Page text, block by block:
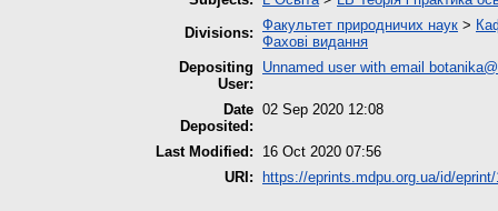
Divisions: Факультет природничих наук >
Фахові видання
Depositing
User:
Unnamed user with email
Date
Deposited:
02 Sep 2020 12:08
Last Modified:
16 Oct 2020 07:56
URI:
https://eprints.mdpu.org.ua/id/eprint/